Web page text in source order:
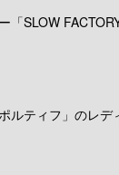
「SLOW
ルティフ」のレ